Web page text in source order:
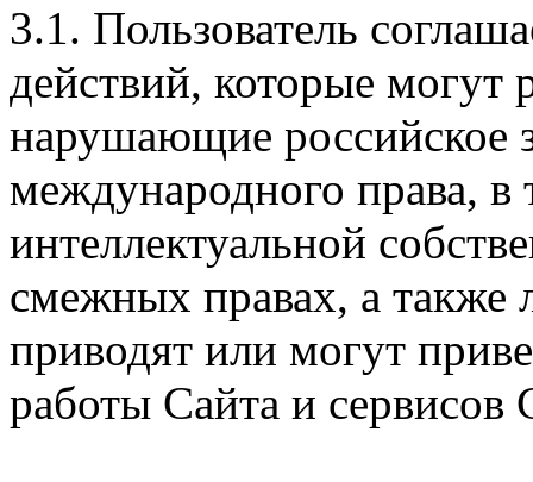
3.1. Пользователь
действий, которые могут
нарушающие российское
международного права, в
интеллектуальной
смежных правах, а также
приводят или могут
работы Сайта и сервисов